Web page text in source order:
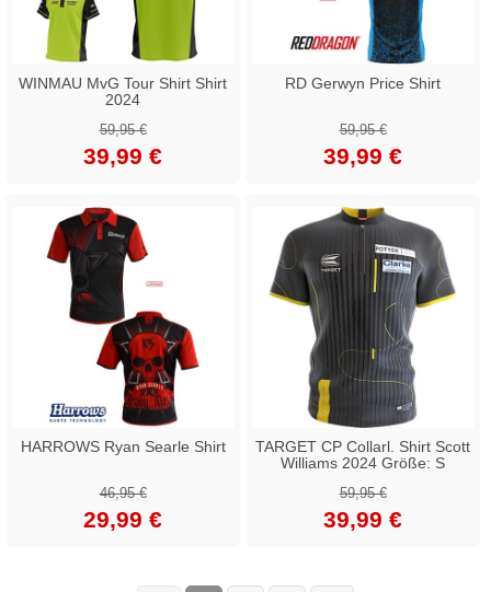
WINMAU MvG Tour Shirt Shirt
2024
59,95 €
39,99 €
RD Gerwyn Price Shirt
59,95 €
39,99 €
HARROWS Ryan Searle Shirt
46,95 €
29,99 €
TARGET CP Collarl. Shirt Scott
Williams 2024 Größe: S
59,95 €
39,99 €